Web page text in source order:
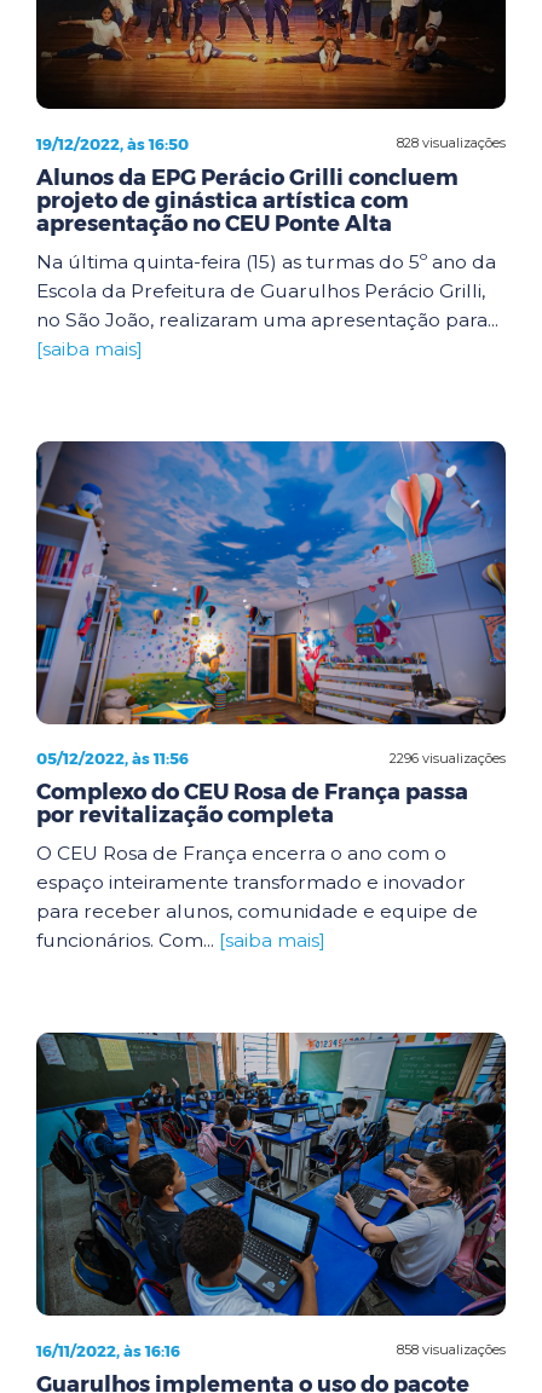
828 visualizações
19/12/2022, às 16:50
Alunos da EPG Perácio Grilli concluem
projeto de ginástica artística com
apresentação no CEU Ponte Alta
Na última quinta-feira (15) as turmas do 5º ano da
Escola da Prefeitura de Guarulhos Perácio Grilli,
no São João, realizaram uma apresentação para...
[saiba mais]
2296 visualizações
05/12/2022, às 11:56
Complexo do CEU Rosa de França passa
por revitalização completa
O CEU Rosa de França encerra o ano com o
espaço inteiramente transformado e inovador
para receber alunos, comunidade e equipe de
funcionários. Com... [saiba mais]
858 visualizações
16/11/2022, às 16:16
Guarulhos implementa o uso do pacote